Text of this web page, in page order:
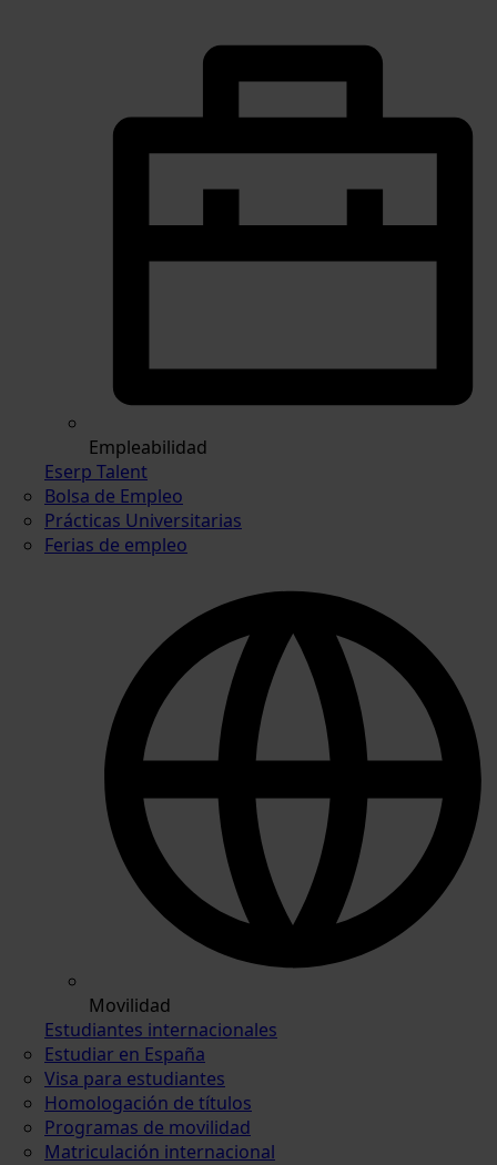
Empleabilidad
Eserp Talent
Bolsa de Empleo
Prácticas Universitarias
Ferias de empleo
Movilidad
Estudiantes internacionales
Estudiar en España
Visa para estudiantes
Homologación de títulos
Programas de movilidad
Matriculación internacional